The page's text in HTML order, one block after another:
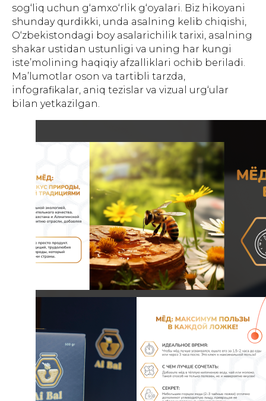
sog‘liq uchun g‘amxo‘rlik g‘oyalari. Biz hikoyani
shunday qurdikki, unda asalning kelib chiqishi,
O‘zbekistondagi boy asalarichilik tarixi, asalning
shakar ustidan ustunligi va uning har kungi
iste’molining haqiqiy afzalliklari ochib beriladi.
Ma’lumotlar oson va tartibli tarzda,
infografikalar, aniq tezislar va vizual urg‘ular
bilan yetkazilgan.